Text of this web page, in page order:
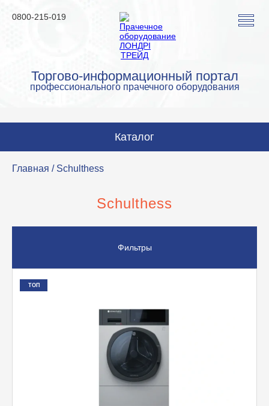
Торгово-информационный портал
профессионального прачечного оборудования
0800-215-019
Каталог
Стиральные машины
Гладильные машины
Вспомогательное оборудование
Главная / Schulthess
Schulthess
Фильтры
ТОП